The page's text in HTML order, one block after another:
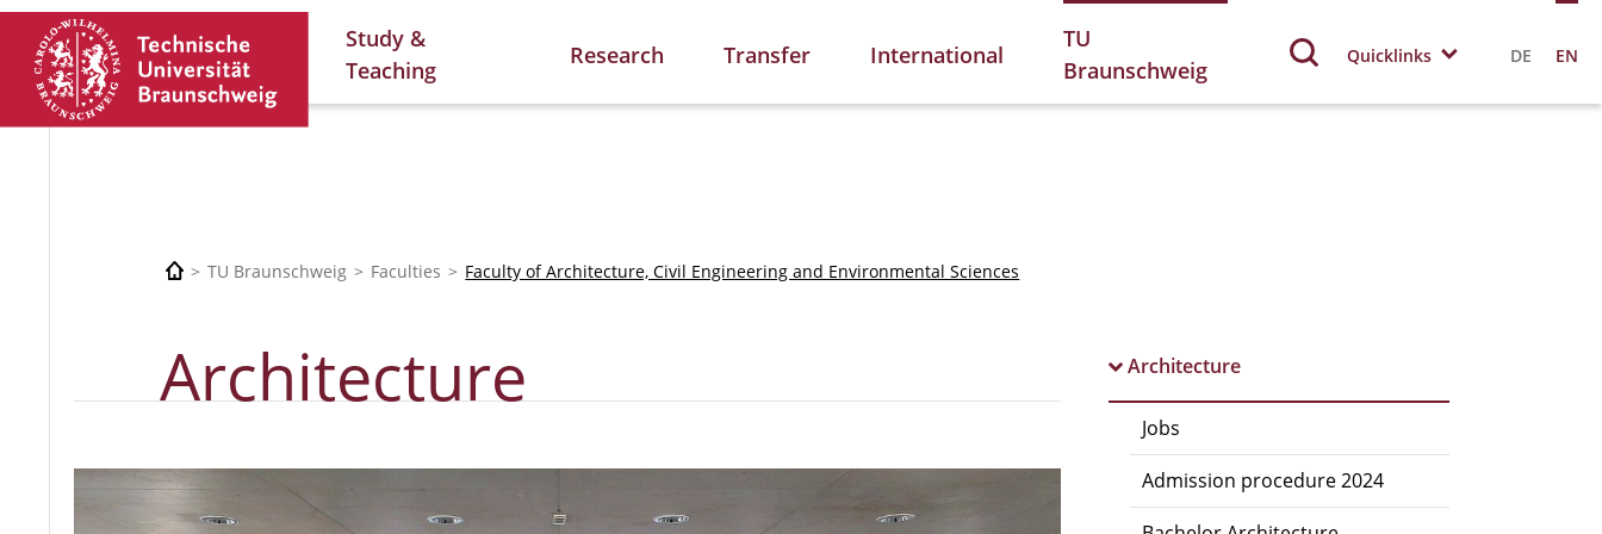
Study &
Teaching
Research Transfer International
TU
Braunschweig
Quicklinks DE EN
TU Braunschweig Faculties Faculty of Architecture, Civil Engineering and Environmental Sciences
Architecture
Jobs
Admission procedure 2024
Architecture